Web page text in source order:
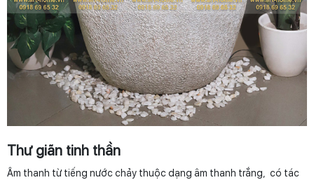
Thư giãn tinh thần
Âm thanh từ tiếng nước chảy thuộc dạng âm thanh trắng, có tác